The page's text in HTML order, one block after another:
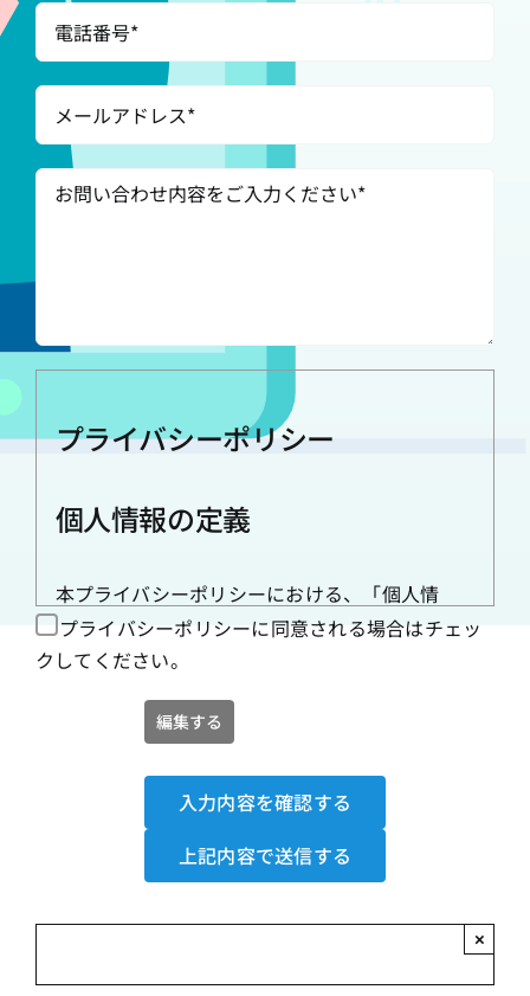
プライバシーポリシー
個人情報の定義
本プライバシーポリシーにおける、「個人情
報」とは、個人情報の保護に関する法律 規定さ
れる「個人情報」を指します。 ​
個人情報の取得
ラッシュクリエイションズ(以下当社)は、利用目
プライバシーポリシーに同意される場合はチェッ
クしてください。
×